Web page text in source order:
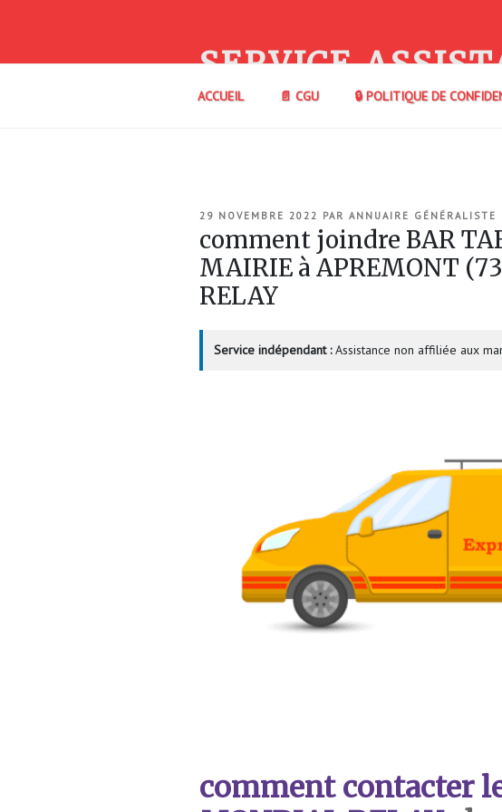
SERVICE
ACCUEIL 📄 CGU 🔒 POLITIQUE DE
PUBLIÉ
29 NOVEMBRE 2022 PAR ANNUAIRE GÉNÉRALISTE
comment joindre BAR
MAIRIE à APREMONT
RELAY
Service indépendant :Assistance non affiliée aux
comment contacter